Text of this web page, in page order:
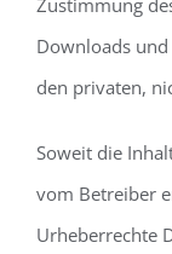
Zustimmung
Downloads
den privaten,
Soweit die
vom Betreiber
Urheberrechte